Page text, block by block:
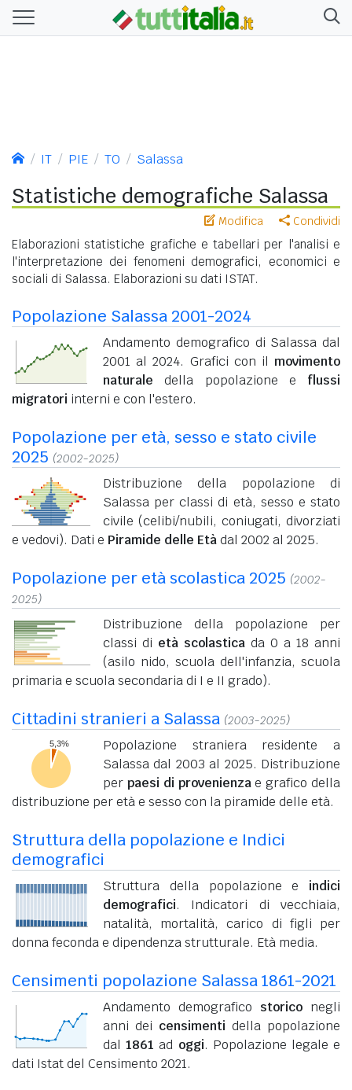
IT PIE TO Salassa
Statistiche demografiche Salassa
Modifica Condividi
Elaborazioni statistiche grafiche e tabellari per l'analisi e
l'interpretazione dei fenomeni demografici, economici e
sociali di Salassa. Elaborazioni su dati ISTAT.
Popolazione Salassa 2001-2024
Andamento demografico di Salassa dal
2001 al 2024. Grafici con il movimento
naturale della popolazione e flussi
migratori interni e con l'estero.
Popolazione per età, sesso e stato civile
2025 (2002-2025)
Distribuzione della popolazione di
Salassa per classi di età, sesso e stato
civile (celibi/nubili, coniugati, divorziati
e vedovi). Dati e Piramide delle Etàdal 2002 al 2025.
Popolazione per età scolastica 2025 (2002-
2025)
Distribuzione della popolazione per
classi di età scolastica da 0 a 18 anni
(asilo nido, scuola dell'infanzia, scuola
primaria e scuola secondaria di I e II grado).
Cittadini stranieri a Salassa (2003-2025)
Popolazione straniera residente a
Salassa dal 2003 al 2025. Distribuzione
per paesi di provenienzae grafico della
distribuzione per età e sesso con la piramide delle età.
Struttura della popolazione e Indici
demografici
Struttura della popolazione e indici
demografici. Indicatori di vecchiaia,
natalità, mortalità, carico di figli per
donna feconda e dipendenza strutturale. Età media.
Censimenti popolazione Salassa 1861-2021
Andamento demografico storico negli
anni dei censimenti della popolazione
dal1861 ad oggi. Popolazione legale e
dati Istat del Censimento 2021.